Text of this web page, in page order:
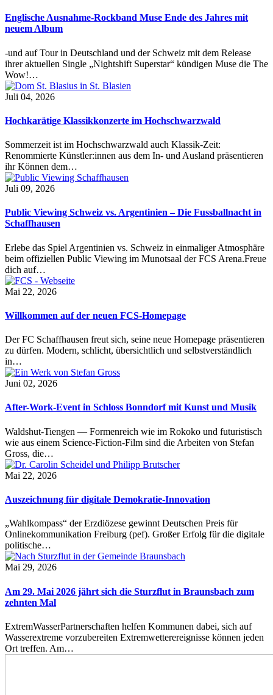
Englische Ausnahme-Rockband Muse Ende des Jahres mit
neuem Album
-und auf Tour in Deutschland und der Schweiz mit dem Release
ihrer aktuellen Single „Nightshift Superstar“ kündigen Muse die The
Wow!…
Juli 04, 2026
Hochkarätige Klassikkonzerte im Hochschwarzwald
Sommerzeit ist im Hochschwarzwald auch Klassik-Zeit:
Renommierte Künstler:innen aus dem In- und Ausland präsentieren
ihr Können dem…
Juli 09, 2026
Public Viewing Schweiz vs. Argentinien – Die Fussballnacht in
Schaffhausen
Erlebe das Spiel Argentinien vs. Schweiz in einmaliger Atmosphäre
beim offiziellen Public Viewing im Munotsaal der FCS Arena.Freue
dich auf…
Mai 22, 2026
Willkommen auf der neuen FCS-Homepage
Der FC Schaffhausen freut sich, seine neue Homepage präsentieren
zu dürfen. Modern, schlicht, übersichtlich und selbstverständlich
in…
Juni 02, 2026
After-Work-Event in Schloss Bonndorf mit Kunst und Musik
Waldshut-Tiengen — Formenreich wie im Rokoko und futuristisch
wie aus einem Science-Fiction-Film sind die Arbeiten von Stefan
Gross, die…
Mai 22, 2026
Auszeichnung für digitale Demokratie-Innovation
„Wahlkompass“ der Erzdiözese gewinnt Deutschen Preis für
Onlinekommunikation Freiburg (pef). Großer Erfolg für die digitale
politische…
Mai 29, 2026
Am 29. Mai 2026 jährt sich die Sturzflut in Braunsbach zum
zehnten Mal
ExtremWasserPartnerschaften helfen Kommunen dabei, sich auf
Wasserextreme vorzubereiten Extremwetterereignisse können jeden
Ort treffen. Am…